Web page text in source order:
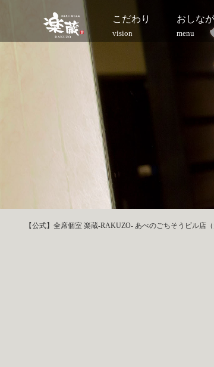
こだわり
vision
おしな
menu
【公式】全席個室 楽蔵‐RAKUZO‐ あべのごちそうビル店（